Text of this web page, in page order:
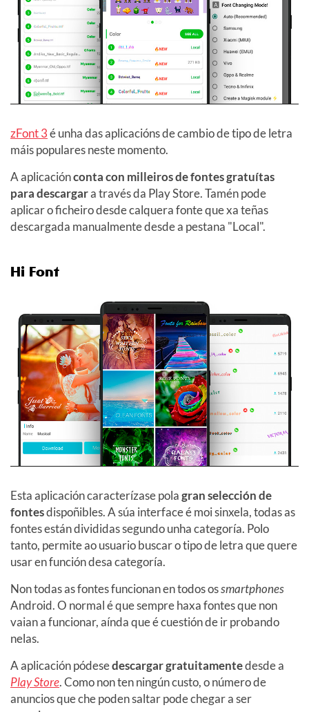
zFont 3é unha das aplicacións de cambio de tipo de letra
máis populares neste momento.
A aplicaciónconta con milleiros de fontes gratuítas
para descargara través da Play Store. Tamén pode
aplicar o ficheiro desde calquera fonte que xa teñas
descargada manualmente desde a pestana "Local".
Hi Font
Esta aplicación caracterízase polagran selección de
fontesdispoñibles. A súa interface é moi sinxela, todas as
fontes están divididas segundo unha categoría. Polo
tanto, permite ao usuario buscar o tipo de letra que quere
usar en función desa categoría.
Non todas as fontes funcionan en todos ossmartphones
Android. O normal é que sempre haxa fontes que non
vaian a funcionar, aínda que é cuestión de ir probando
nelas.
A aplicación pódesedescargar gratuitamentedesde a
Play Store. Como non ten ningún custo, o número de
anuncios que che poden saltar pode chegar a ser